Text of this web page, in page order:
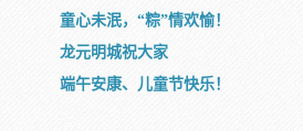
童心未泯，“粽”情欢愉！
龙元明城祝大家
端午安康、儿童节快乐！